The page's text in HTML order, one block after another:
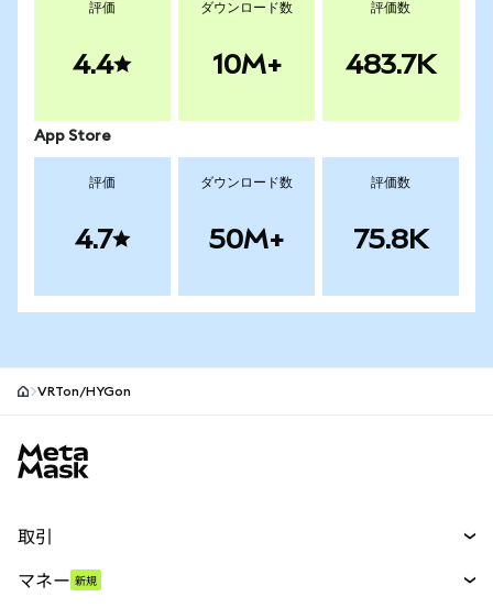
評価
4.4
ダウンロード数
10M+
評価数
483.7K
App Store
評価
4.7
ダウンロード数
50M+
評価数
75.8K
VRTon/HYGon
取引
マネー 新規